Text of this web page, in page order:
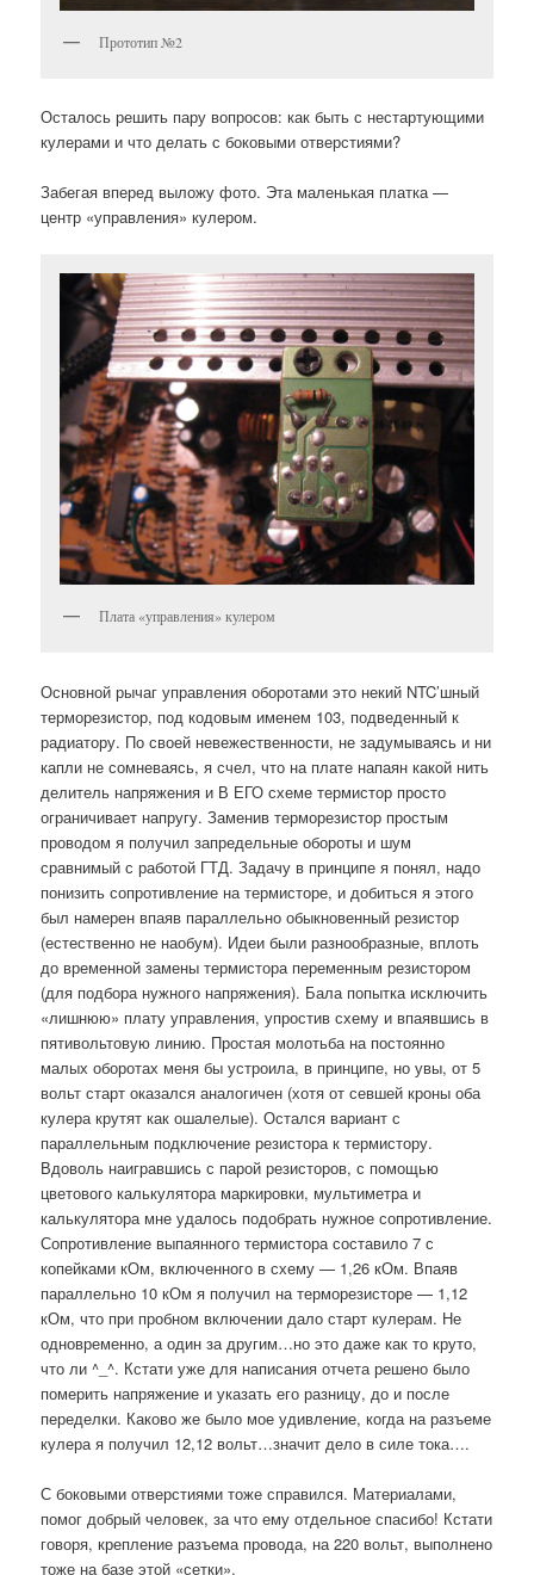
Прототип №2
Осталось решить пару вопросов:как быть с нестартующими
кулерами и что делать с боковыми отверстиями?
Забегая вперед выложу фото. Эта маленькая платка —
центр «управления» кулером.
Плата «управления» кулером
Основной рычаг управления оборотами это некий NTC’шный
терморезистор, под кодовым именем 103, подведенный к
радиатору. По своей невежественности, не задумываясь и ни
капли не сомневаясь, я счел, что на плате напаян какой нить
делитель напряжения и В ЕГО схеме термистор просто
ограничивает напругу. Заменив терморезистор простым
проводом я получил запредельные обороты и шум
сравнимый с работой ГТД. Задачу в принципе я понял, надо
понизить сопротивление на термисторе, и добиться я этого
был намерен впаяв параллельно обыкновенный резистор
(естественно не наобум). Идеи были разнообразные, вплоть
до временной замены термистора переменным резистором
(для подбора нужного напряжения). Бала попытка исключить
«лишнюю» плату управления, упростив схему и впаявшись в
пятивольтовую линию. Простая молотьба на постоянно
малых оборотах меня бы устроила, в принципе, но увы, от 5
вольт старт оказался аналогичен (хотя от севшей кроны оба
кулера крутят как ошалелые). Остался вариант с
параллельным подключение резистора к термистору.
Вдоволь наигравшись с парой резисторов, с помощью
цветового калькулятора маркировки, мультиметра и
калькулятора мне удалось подобрать нужное сопротивление.
Сопротивление выпаянного термистора составило 7 с
копейками кОм, включенного в схему — 1,26 кОм. Впаяв
параллельно 10 кОм я получил на терморезисторе — 1,12
кОм, что при пробном включении дало старт кулерам. Не
одновременно, а один за другим…но это даже как то круто,
что ли ^_^. Кстати уже для написания отчета решено было
померить напряжение и указать его разницу, до и после
переделки. Каково же было мое удивление, когда на разъеме
кулера я получил 12,12 вольт…значит дело в силе тока….
С боковыми отверстиями тоже справился. Материалами,
помог добрый человек, за что ему отдельное спасибо! Кстати
говоря, крепление разъема провода, на 220 вольт, выполнено
тоже на базе этой «сетки».